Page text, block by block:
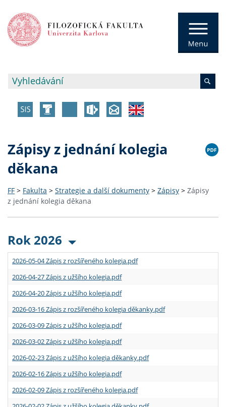
Zápisy z jednání kolegia
děkana
FF > Fakulta > Strategie a další dokumenty > Zápisy > Zápisy
z jednání kolegia děkana
Rok 2026
2026-05-04 Zápis z rozšířeného kolegia.pdf
2026-04-27 Zápis z užšího kolegia.pdf
2026-04-20 Zápis z užšího kolegia.pdf
2026-03-16 Zápis z rozšířeného kolegia děkanky.pdf
2026-03-09 Zápis z užšího kolegia.pdf
2026-03-02 Zápis z užšího kolegia.pdf
2026-02-23 Zápis z užšího kolegia děkanky.pdf
2026-02-16 Zápis z užšího kolegia.pdf
2026-02-09 Zápis z rozšířeného kolegia.pdf